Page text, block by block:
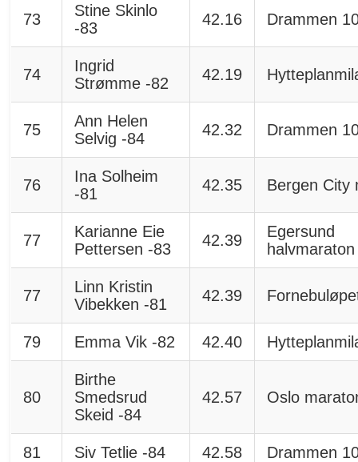
73
Stine Skinlo
-83
42.16 Drammen
74
Ingrid
Strømme -82
42.19
75
Ann Helen
Selvig -84
42.32 Drammen
76
Ina Solheim
-81
42.35 Bergen City
77
Karianne Eie
Pettersen -83
42.39
Egersund
halvmaraton
77
Linn Kristin
Vibekken -81
42.39
79 Emma Vik -82 42.40
80
Birthe
Smedsrud
Skeid -84
42.57 Oslo
81 Siv Tetlie -84 42.58 Drammen